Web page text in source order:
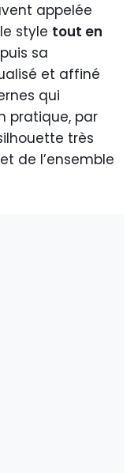
appelée
style tout en
sa
et affiné
qui
pratique, par
très
de l’ensemble